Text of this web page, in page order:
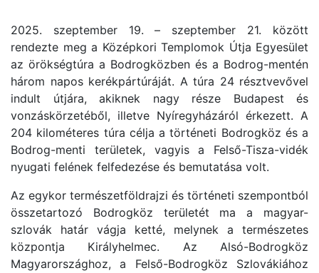
2025. szeptember 19. – szeptember 21. között
rendezte meg a Középkori Templomok Útja Egyesület
az örökségtúra a Bodrogközben és a Bodrog-mentén
három napos kerékpártúráját. A túra 24 résztvevővel
indult útjára, akiknek nagy része Budapest és
vonzáskörzetéből, illetve Nyíregyházáról érkezett. A
204 kilométeres túra célja a történeti Bodrogköz és a
Bodrog-menti területek, vagyis a Felső-Tisza-vidék
nyugati felének felfedezése és bemutatása volt.
Az egykor természetföldrajzi és történeti szempontból
összetartozó Bodrogköz területét ma a magyar-
szlovák határ vágja ketté, melynek a természetes
központja Királyhelmec. Az Alsó-Bodrogköz
Magyarországhoz, a Felső-Bodrogköz Szlovákiához